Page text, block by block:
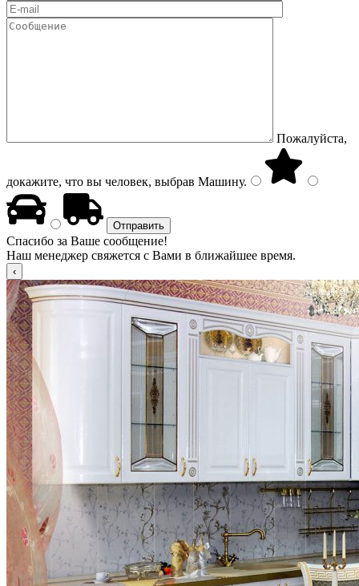
Пожалуйста,
докажите, что вы человек, выбрав Машину.
Спасибо за Ваше сообщение!
Наш менеджер свяжется с Вами в ближайшее время.